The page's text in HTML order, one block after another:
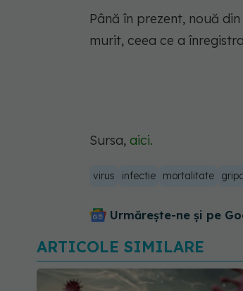
Până în prezent, nouă
murit, ceea ce a
Sursa, aici.
virus infectie mortalitate
Urmărește-ne și pe
ARTICOLE SIMILARE